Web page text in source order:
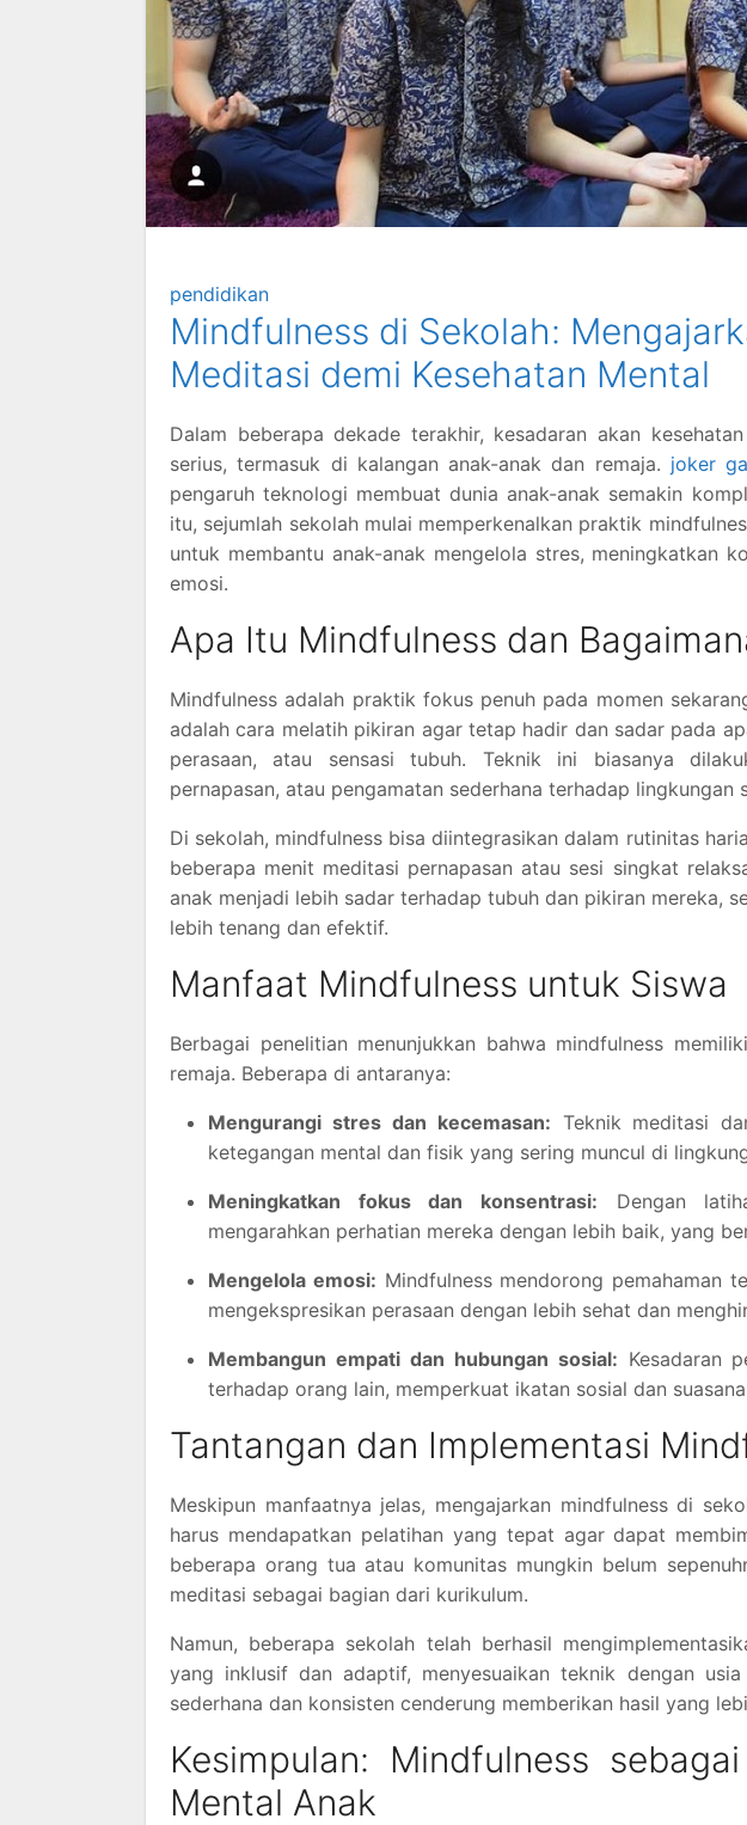
pendidikan
Mindfulness di Sekolah:
Meditasi demi Kesehatan Mental
Dalam beberapa dekade terakhir, kesadaran akan
serius, termasuk di kalangan anak-anak dan remaja. joker
pengaruh teknologi membuat dunia anak-anak semakin
itu, sejumlah sekolah mulai memperkenalkan praktik
untuk membantu anak-anak mengelola stres, meningkatkan
emosi.
Apa Itu Mindfulness dan
Mindfulness adalah praktik fokus penuh pada momen
adalah cara melatih pikiran agar tetap hadir dan sadar pada
perasaan, atau sensasi tubuh. Teknik ini biasanya
pernapasan, atau pengamatan sederhana terhadap lingkungan
Di sekolah, mindfulness bisa diintegrasikan dalam rutinitas
beberapa menit meditasi pernapasan atau sesi singkat
anak menjadi lebih sadar terhadap tubuh dan pikiran mereka,
lebih tenang dan efektif.
Manfaat Mindfulness untuk Siswa
Berbagai penelitian menunjukkan bahwa mindfulness
remaja. Beberapa di antaranya:
Mengurangi stres dan kecemasan: Teknik meditasi
ketegangan mental dan fisik yang sering muncul di
Meningkatkan fokus dan konsentrasi: Dengan
mengarahkan perhatian mereka dengan lebih baik, yang
Mengelola emosi: Mindfulness mendorong pemahaman
mengekspresikan perasaan dengan lebih sehat dan
Membangun empati dan hubungan sosial: Kesadaran
terhadap orang lain, memperkuat ikatan sosial dan
Tantangan dan Implementasi
Meskipun manfaatnya jelas, mengajarkan mindfulness di
harus mendapatkan pelatihan yang tepat agar dapat
beberapa orang tua atau komunitas mungkin belum
meditasi sebagai bagian dari kurikulum.
Namun, beberapa sekolah telah berhasil
yang inklusif dan adaptif, menyesuaikan teknik dengan
sederhana dan konsisten cenderung memberikan hasil yang
Kesimpulan: Mindfulness
Mental Anak